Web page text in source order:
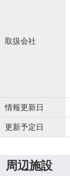
取扱会社
情報更新日
更新予定日
周辺施設